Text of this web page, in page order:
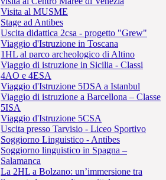
Visita al MUSME
Stage ad Antibes
Uscita didattica 2csa - progetto "Grew"
Viaggio d'Istruzione in Toscana
1HL al parco archeologico di Altino
Viaggio di istruzione in Sicilia - Classi
4AO e 4ESA
Viaggio d'Istruzione 5DSA a Istanbul
Viaggio di istruzione a Barcellona – Classe
5ISA
Viaggio d'Istruzione 5CSA
Uscita presso Tarvisio - Liceo Sportivo
Soggiorno Linguistico - Antibes
Soggiorno linguistico in Spagna –
Salamanca
La 2HL a Bolzano: un’immersione tra